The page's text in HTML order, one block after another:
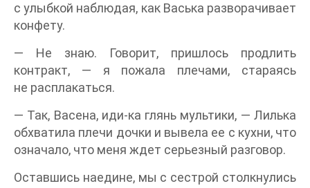
с улыбкой наблюдая, как Васька разворачивает
конфету.
— Не знаю. Говорит, пришлось продлить
контракт, — я пожала плечами, стараясь
не расплакаться.
— Так, Васена, иди-ка глянь мультики, — Лилька
обхватила плечи дочки и вывела ее с кухни, что
означало, что меня ждет серьезный разговор.
Оставшись наедине, мы с сестрой столкнулись